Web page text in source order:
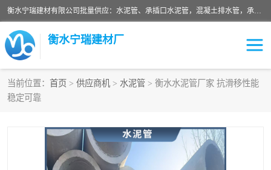
衡水宁瑞建材有限公司批量供应：水泥管、承插口水泥管，混凝土排水管，承插口水泥管，企口水泥管，钢承口水泥管，顶管，平口水泥管，水泥检查井，混凝土检查井，预制混凝土检查井，矩形检查井，圆形检查井等产品。
衡水宁瑞建材厂
当前位置： 首页 > 供应商机 > 水泥管 > 衡水水泥管厂家 抗滑移性能
稳定可靠
检查井
水泥检查井 水泥管
圆形检查井 矩形检查井